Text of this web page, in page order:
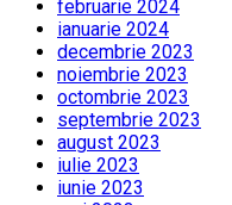
februarie 2024
ianuarie 2024
decembrie 2023
noiembrie 2023
octombrie 2023
septembrie 2023
august 2023
iulie 2023
iunie 2023